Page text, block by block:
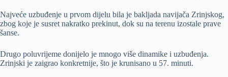
Najveće uzbuđenje u prvom dijelu bila je bakljada navijača Zrinjskog,
zbog koje je susret nakratko prekinut, dok su na terenu izostale prave
šanse.
Drugo poluvrijeme donijelo je mnogo više dinamike i uzbuđenja.
Zrinjski je zaigrao konkretnije, što je krunisano u 57. minuti.